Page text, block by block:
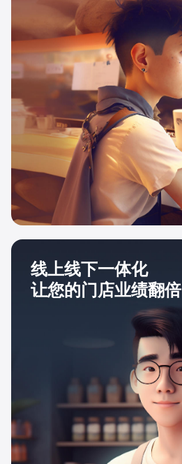
线上线下一体化
让您的门店业绩翻倍